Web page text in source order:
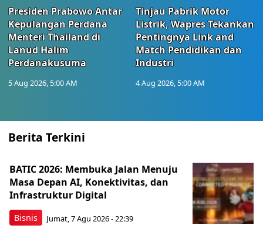
Presiden Prabowo Antar
Kepulangan Perdana
Menteri Thailand di
Lanud Halim
Perdanakusuma
5 Aug 2026, 5:00 AM
Tinjau Pabrik Motor
Listrik, Wapres Tekankan
Pentingnya Link and
Match Pendidikan dan
Industri
4 Aug 2026, 5:00 AM
Berita Terkini
Bisnis
BATIC 2026: Membuka Jalan Menuju
Masa Depan AI, Konektivitas, dan
Infrastruktur Digital
Jumat, 7 Agu 2026 - 22:39